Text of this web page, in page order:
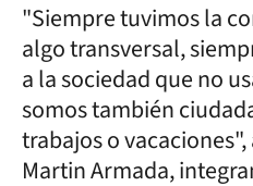
"Siempre tuvimos la
algo transversal,
a la sociedad que no
somos también
trabajos o
Martin Armada,